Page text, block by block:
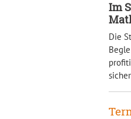
Im
Die